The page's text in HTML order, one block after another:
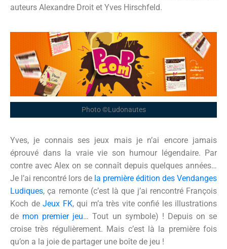
auteurs Alexandre Droit et Yves Hirschfeld.
Photo ©Ludonautes
Yves, je connais ses jeux mais je n’ai encore jamais
éprouvé dans la vraie vie son humour légendaire. Par
contre avec Alex on se connaît depuis quelques années…
Je l’ai rencontré lors de la première édition des Vendanges
Ludiques, ça remonte (c’est là que j’ai rencontré François
Koch de Jeux FK, qui m’a très vite confié les illustrations
de mon premier jeu… Tout un symbole) ! Depuis on se
croise très régulièrement. Mais c’est là la première fois
qu’on a la joie de partager une boîte de jeu !